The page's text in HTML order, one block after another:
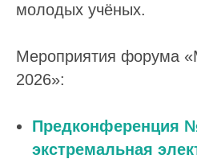
молодых учёных.
Мероприятия форума
2026»:
Предконференция
экстремальная